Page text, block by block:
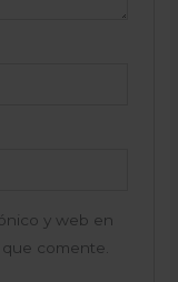
y web en
comente.